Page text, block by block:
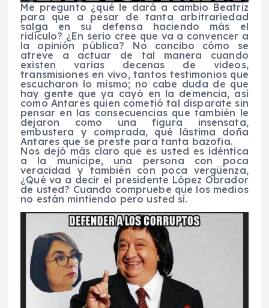
Me pregunto ¿qué le dará a cambio Beatriz
para que a pesar de tanta arbitrariedad
salga en su defensa haciendo más el
ridículo? ¿En serio cree que va a convencer a
la opinión pública? No concibo cómo se
atreve a actuar de tal manera cuando
existen varias decenas de videos,
transmisiones en vivo, tantos testimonios que
escucharon lo mismo; no cabe duda de que
hay gente que ya cayó en la demencia, así
como Antares quien cometió tal disparate sin
pensar en las consecuencias que también le
dejaron como una figura insensata,
embustera y comprada, qué lástima doña
Antares que se preste para tanta bazofia.
Nos dejó más claro que es usted es idéntica
a la munícipe, una persona con poca
veracidad y también con poca vergüenza,
¿Qué va a decir el presidente López Obrador
de usted? Cuando compruebe que los medios
no están mintiendo pero usted sí.